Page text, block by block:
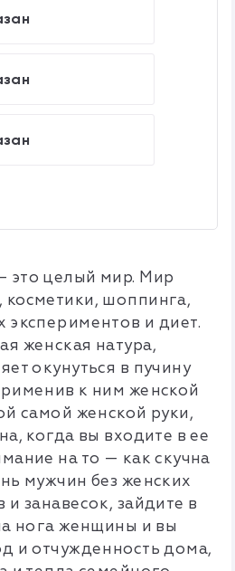
это целый мир. Мир
шоппинга,
экспериментов и диет.
женская натура,
окунуться в пучину
к ним женской
самой женской руки,
когда вы входите в ее
на то — как скучна
мужчин без женских
занавесок, зайдите в
нога женщины и вы
и отчужденность дома,